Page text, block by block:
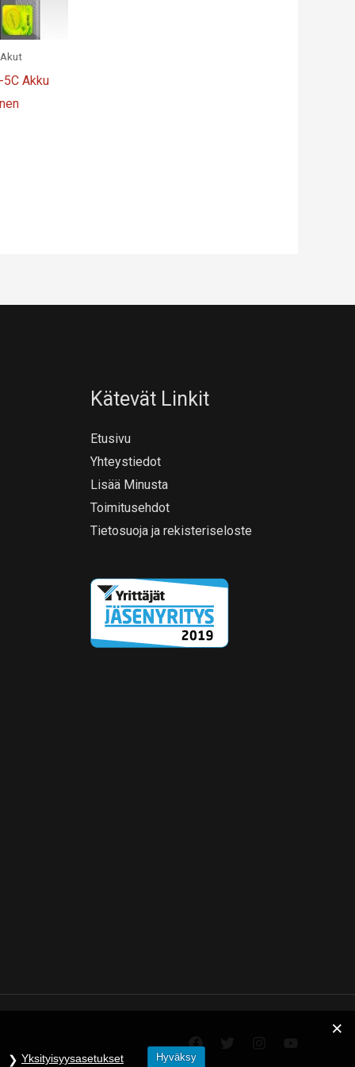
Akku
Kätevät Linkit
Etusivu
Yhteystiedot
Lisää Minusta
Toimitusehdot
Tietosuoja ja rekisteriseloste
Yksityisyysasetukset Hyväksy